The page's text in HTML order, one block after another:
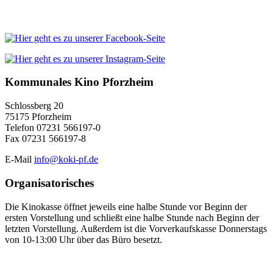
Kommunales Kino Pforzheim
Schlossberg 20
75175 Pforzheim
Telefon 07231 566197-0
Fax 07231 566197-8
E-Mail info@koki-pf.de
Organisatorisches
Die Kinokasse öffnet jeweils eine halbe Stunde vor Beginn der
ersten Vorstellung und schließt eine halbe Stunde nach Beginn der
letzten Vorstellung. Außerdem ist die Vorverkaufskasse Donnerstags
von 10-13:00 Uhr über das Büro besetzt.